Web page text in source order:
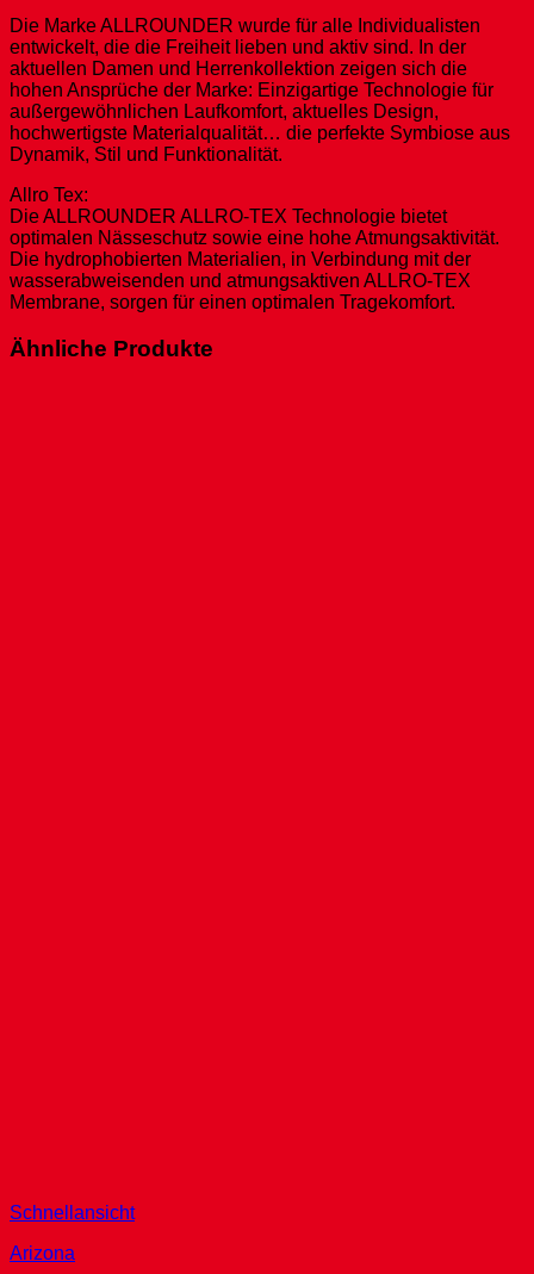
Die Marke ALLROUNDER wurde für alle Individualisten
entwickelt, die die Freiheit lieben und aktiv sind. In der
aktuellen Damen und Herrenkollektion zeigen sich die
hohen Ansprüche der Marke: Einzigartige Technologie für
außergewöhnlichen Laufkomfort, aktuelles Design,
hochwertigste Materialqualität… die perfekte Symbiose aus
Dynamik, Stil und Funktionalität.
Allro Tex:
Die ALLROUNDER ALLRO-TEX Technologie bietet
optimalen Nässeschutz sowie eine hohe Atmungsaktivität.
Die hydrophobierten Materialien, in Verbindung mit der
wasserabweisenden und atmungsaktiven ALLRO-TEX
Membrane, sorgen für einen optimalen Tragekomfort.
Ähnliche Produkte
Schnellansicht
Arizona